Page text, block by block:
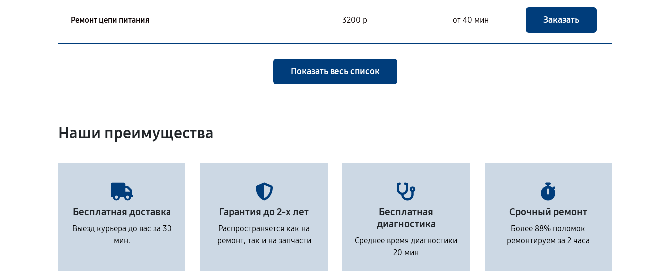
Ремонт цепи питания 3200 р от 40 мин Заказать
Показать весь список
Наши преимущества
Бесплатная доставка
Выезд курьера до вас за 30
мин.
Гарантия до 2-х лет
Распространяется как на
ремонт, так и на запчасти
Бесплатная
диагностика
Среднее время диагностики
20 мин
Срочный ремонт
Более 88% поломок
ремонтируем за 2 часа